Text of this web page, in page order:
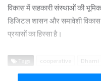
विकास में सहकारी संस्थाओं की
डिजिटल शासन और समावेशी
प्रयासों का हिस्सा है।
Tags cooperative Dhami